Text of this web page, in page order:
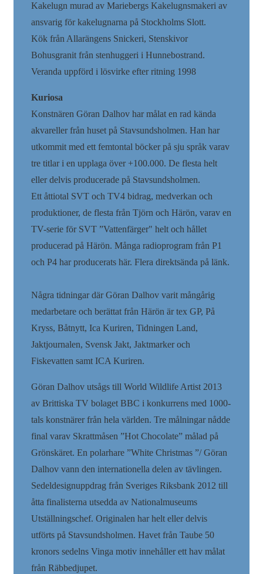
Kakelugn murad av Mariebergs Kakelugnsmakeri av
ansvarig för kakelugnarna på Stockholms Slott.
Kök från Allarängens Snickeri, Stenskivor
Bohusgranit från stenhuggeri i Hunnebostrand.
Veranda uppförd i lösvirke efter ritning 1998
Kuriosa
Konstnären Göran Dalhov har målat en rad kända
akvareller från huset på Stavsundsholmen. Han har
utkommit med ett femtontal böcker på sju språk varav
tre titlar i en upplaga över +100.000. De flesta helt
eller delvis producerade på Stavsundsholmen.
Ett åttiotal SVT och TV4 bidrag, medverkan och
produktioner, de flesta från Tjörn och Härön, varav en
TV-serie för SVT ”Vattenfärger" helt och hållet
producerad på Härön. Många radioprogram från P1
och P4 har producerats här. Flera direktsända på länk.
Några tidningar där Göran Dalhov varit mångårig
medarbetare och berättat från Härön är tex GP, På
Kryss, Båtnytt, Ica Kuriren, Tidningen Land,
Jaktjournalen, Svensk Jakt, Jaktmarker och
Fiskevatten samt ICA Kuriren.
Göran Dalhov utsågs till World Wildlife Artist 2013
av Brittiska TV bolaget BBC i konkurrens med 1000-
tals konstnärer från hela världen. Tre målningar nådde
final varav Skrattmåsen ”Hot Chocolate” målad på
Grönskäret. En polarhare ”White Christmas ”/ Göran
Dalhov vann den internationella delen av tävlingen.
Sedeldesignuppdrag från Sveriges Riksbank 2012 till
åtta finalisterna utsedda av Nationalmuseums
Utställningschef. Originalen har helt eller delvis
utförts på Stavsundsholmen. Havet från Taube 50
kronors sedelns Vinga motiv innehåller ett hav målat
från Räbbedjupet.